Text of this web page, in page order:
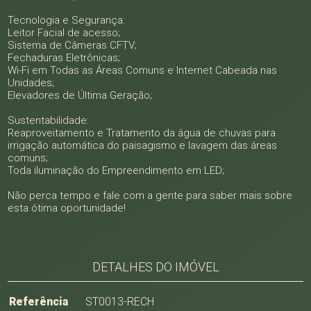
Tecnologia e Segurança:
Leitor Facial de acesso;
Sistema de Câmeras CFTV;
Fechaduras Eletrônicas;
Wi-Fi em Todas as Áreas Comuns e Internet Cabeada nas
Unidades;
Elevadores de Última Geração;
Sustentabilidade:
Reaproveitamento e Tratamento da água de chuvas para
irrigação automática do paisagismo e lavagem das áreas
comuns;
Toda iluminação do Empreendimento em LED;
Não perca tempo e fale com a gente para saber mais sobre
esta ótima oportunidade!
DETALHES DO IMÓVEL
Referência
ST0013-RECH